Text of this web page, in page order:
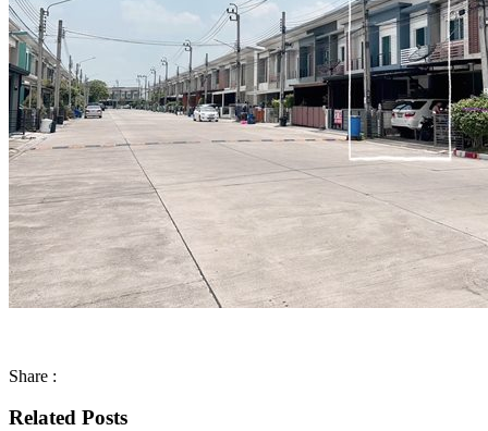
Share :
Related Posts